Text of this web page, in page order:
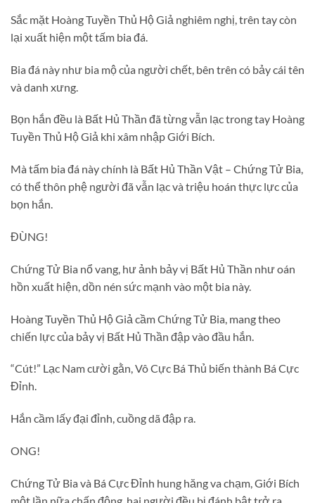
Sắc mặt Hoàng Tuyền Thủ Hộ Giả nghiêm nghị, trên tay còn
lại xuất hiện một tấm bia đá.
Bia đá này như bia mộ của người chết, bên trên có bảy cái tên
và danh xưng.
Bọn hắn đều là Bất Hủ Thần đã từng vẫn lạc trong tay Hoàng
Tuyền Thủ Hộ Giả khi xâm nhập Giới Bích.
Mà tấm bia đá này chính là Bất Hủ Thần Vật – Chứng Tử Bia,
có thể thôn phệ người đã vẫn lạc và triệu hoán thực lực của
bọn hắn.
ĐÙNG!
Chứng Tử Bia nổ vang, hư ảnh bảy vị Bất Hủ Thần như oán
hồn xuất hiện, dồn nén sức mạnh vào một bia này.
Hoàng Tuyền Thủ Hộ Giả cầm Chứng Tử Bia, mang theo
chiến lực của bảy vị Bất Hủ Thần đập vào đầu hắn.
“Cút!” Lạc Nam cười gằn, Vô Cực Bá Thủ biến thành Bá Cực
Đỉnh.
Hắn cầm lấy đại đỉnh, cuồng dã đập ra.
ONG!
Chứng Tử Bia và Bá Cực Đỉnh hung hăng va chạm, Giới Bích